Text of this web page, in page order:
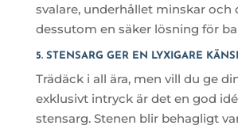
svalare, underhållet minskar och
dessutom en säker lösning för
5. STENSARG GER EN LYXIGARE
Trädäck i all ära, men vill du ge
exklusivt intryck är det en god
stensarg. Stenen blir behagligt